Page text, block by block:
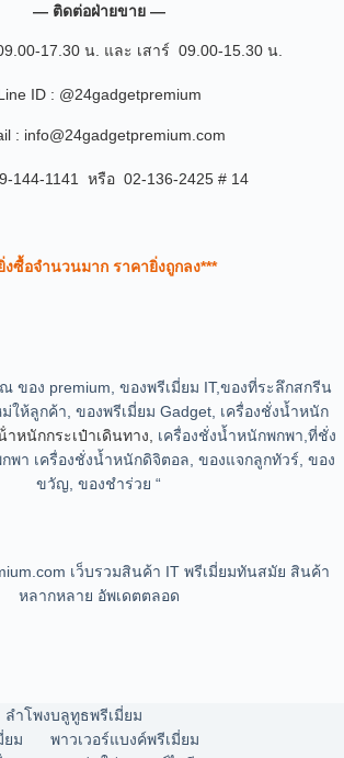
— ติดต่อฝ่ายขาย —
17.30 น. และ เสาร์ 09.00-15.30 น.
ID : @24gadgetpremium
: info@24gadgetpremium.com
144-1141 หรือ 02-136-2425 # 14
งซื้อจำนวนมาก ราคายิ่งถูกลง***
ของ premium, ของพรีเมี่ยม IT,ของที่ระลึกสกรีน
ให้ลูกค้า, ของพรีเมี่ยม Gadget, เครื่องชั่งน้ำหนัก
าหนักกระเป๋าเดินทาง, เครื่องชั่งน้ำหนักพกพา,ที่ชั่ง
พา เครื่องชั่งน้ำหนักดิจิตอล, ของแจกลูกทัวร์, ของ
ขวัญ, ของชำร่วย “
เว็บรวมสินค้า IT พรีเมี่ยมทันสมัย สินค้า
หลากหลาย อัพเดตตลอด
ลำโพงบลูทูธพรีเมี่ยม
ยม
พาวเวอร์แบงค์พรีเมี่ยม